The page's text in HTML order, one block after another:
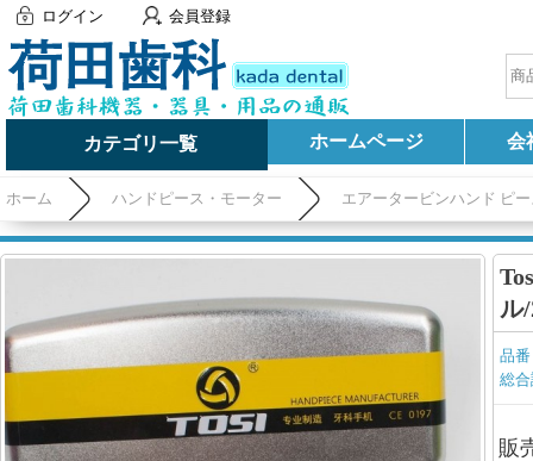
ログイン 会員登録
カテゴリ一覧 ホームページ 会
ホーム ハンドピース・モーター エアータービンハンド ピ
ル
品
総
販